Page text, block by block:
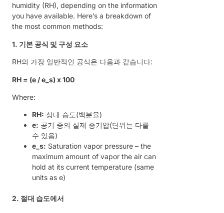
humidity (RH), depending on the information
you have available. Here’s a breakdown of
the most common methods:
1. 기본 공식 및 구성 요소
RH의 가장 일반적인 공식은 다음과 같습니다:
RH = (e / e_s) x 100
Where:
RH: 상대 습도(백분율)
e: 공기 중의 실제 증기압(단위는 다를
수 있음)
e_s: Saturation vapor pressure – the
maximum amount of vapor the air can
hold at its current temperature (same
units as e)
2. 절대 습도에서